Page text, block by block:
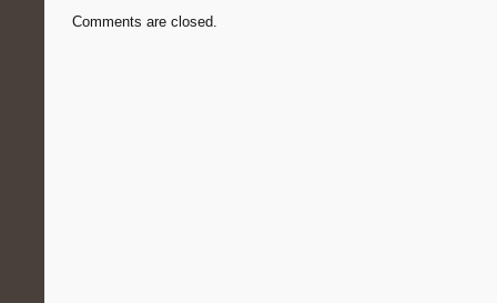
Comments are closed.